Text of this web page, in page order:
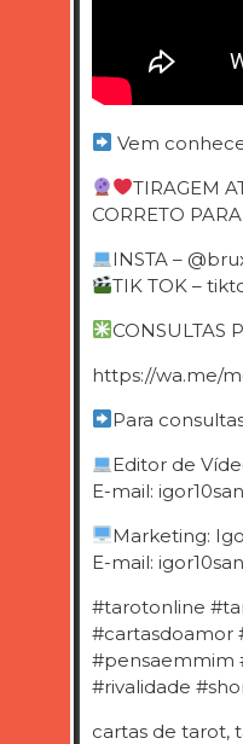
Vem
TIRAGEM
CORRETO
INSTA –
TIK TOK –
CONSULTAS
https://wa.me/
Para
Editor de
E-mail:
Marketing:
E-mail:
#tarotonline
#cartasdoamor
#pensaemmim
#rivalidade
cartas de tarot,